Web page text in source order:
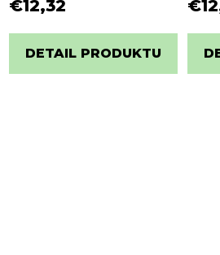
€12,32
DETAIL PRODUKTU